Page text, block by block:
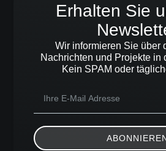
Erhalten Sie
Wir informieren Sie über
Nachrichten und Projekte in
Kein SPAM oder